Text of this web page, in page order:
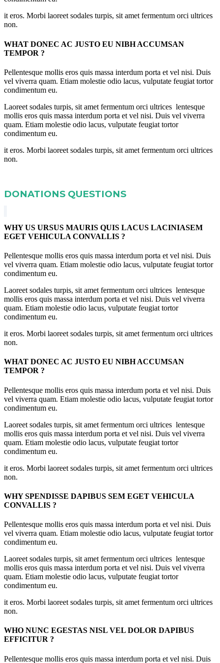
it eros. Morbi laoreet sodales turpis, sit amet fermentum orci ultrices
non.
WHAT DONEC AC JUSTO EU NIBH ACCUMSAN
TEMPOR ?
Pellentesque mollis eros quis massa interdum porta et vel nisi. Duis
vel viverra quam. Etiam molestie odio lacus, vulputate feugiat tortor
condimentum eu.
Laoreet sodales turpis, sit amet fermentum orci ultrices lentesque
mollis eros quis massa interdum porta et vel nisi. Duis vel viverra
quam. Etiam molestie odio lacus, vulputate feugiat tortor
condimentum eu.
it eros. Morbi laoreet sodales turpis, sit amet fermentum orci ultrices
non.
DONATIONS QUESTIONS
WHY US URSUS MAURIS QUIS LACUS LACINIASEM
EGET VEHICULA CONVALLIS ?
Pellentesque mollis eros quis massa interdum porta et vel nisi. Duis
vel viverra quam. Etiam molestie odio lacus, vulputate feugiat tortor
condimentum eu.
Laoreet sodales turpis, sit amet fermentum orci ultrices lentesque
mollis eros quis massa interdum porta et vel nisi. Duis vel viverra
quam. Etiam molestie odio lacus, vulputate feugiat tortor
condimentum eu.
it eros. Morbi laoreet sodales turpis, sit amet fermentum orci ultrices
non.
WHAT DONEC AC JUSTO EU NIBH ACCUMSAN
TEMPOR ?
Pellentesque mollis eros quis massa interdum porta et vel nisi. Duis
vel viverra quam. Etiam molestie odio lacus, vulputate feugiat tortor
condimentum eu.
Laoreet sodales turpis, sit amet fermentum orci ultrices lentesque
mollis eros quis massa interdum porta et vel nisi. Duis vel viverra
quam. Etiam molestie odio lacus, vulputate feugiat tortor
condimentum eu.
it eros. Morbi laoreet sodales turpis, sit amet fermentum orci ultrices
non.
WHY SPENDISSE DAPIBUS SEM EGET VEHICULA
CONVALLIS ?
Pellentesque mollis eros quis massa interdum porta et vel nisi. Duis
vel viverra quam. Etiam molestie odio lacus, vulputate feugiat tortor
condimentum eu.
Laoreet sodales turpis, sit amet fermentum orci ultrices lentesque
mollis eros quis massa interdum porta et vel nisi. Duis vel viverra
quam. Etiam molestie odio lacus, vulputate feugiat tortor
condimentum eu.
it eros. Morbi laoreet sodales turpis, sit amet fermentum orci ultrices
non.
WHO NUNC EGESTAS NISL VEL DOLOR DAPIBUS
EFFICITUR ?
Pellentesque mollis eros quis massa interdum porta et vel nisi. Duis